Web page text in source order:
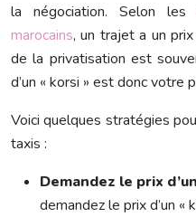
la négociation. Selon les
marocains, un trajet a un
de la privatisation est
d’un « korsi » est donc votre
Voici quelques stratégies
taxis :
Demandez le prix
demandez le prix d’un «